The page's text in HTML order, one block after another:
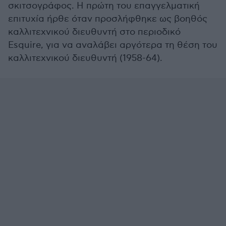
σκιτσογράφος. Η πρώτη του επαγγελματική
επιτυχία ήρθε όταν προσλήφθηκε ως βοηθός
καλλιτεχνικού διευθυντή στο περιοδικό
Esquire, για να αναλάβει αργότερα τη θέση του
καλλιτεχνικού διευθυντή (1958-64).